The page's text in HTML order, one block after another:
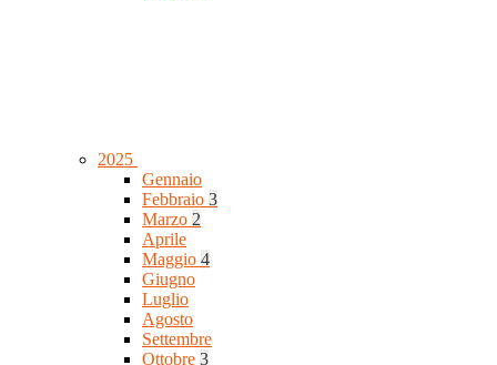
2025
Gennaio
Febbraio 3
Marzo 2
Aprile
Maggio 4
Giugno
Luglio
Agosto
Settembre
Ottobre 3